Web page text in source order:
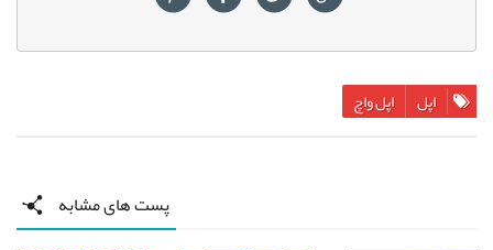
اپل اپل واچ
پست های مشابه